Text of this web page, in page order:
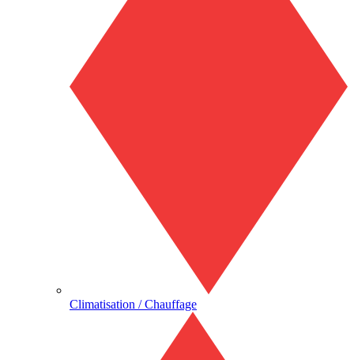
Climatisation / Chauffage